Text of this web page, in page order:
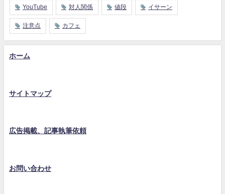
YouTube 対人関係 値段 イサーン
注意点 カフェ
ホーム
サイトマップ
広告掲載、記事執筆依頼
お問い合わせ